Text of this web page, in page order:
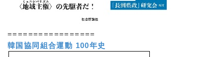
=================
韓国協同組合運動 100年史